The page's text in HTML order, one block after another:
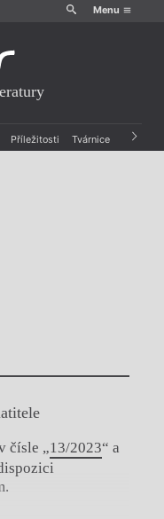
Menu
Příležitosti Tvárnice Archiv
čísle „13/2023“ a